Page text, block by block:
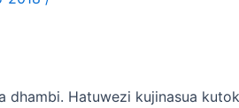
dhambi. Hatuwezi kujinasua